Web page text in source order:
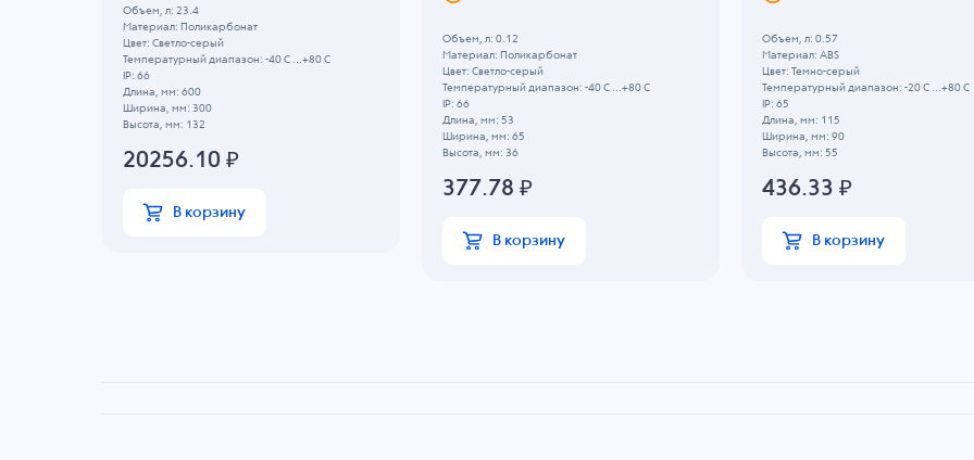
Объем, л: 23.4
Материал: Поликарбонат
Цвет: Светло-серый
Температурный диапазон: -40 C ...+80 C
IP: 66
Длина, мм: 600
Ширина, мм: 300
Высота, мм: 132
20256.10 ₽
В корзину
Объем, л: 0.12
Материал: Поликарбонат
Цвет: Светло-серый
Температурный диапазон: -40 C ...+80 C
IP: 66
Длина, мм: 53
Ширина, мм: 65
Высота, мм: 36
377.78 ₽
В корзину
Объем, л: 0.57
Материал: ABS
Цвет: Темно-серый
Температурный диапазон: -20 C ...+80 C
IP: 65
Длина, мм: 115
Ширина, мм: 90
Высота, мм: 55
436.33 ₽
В корзину